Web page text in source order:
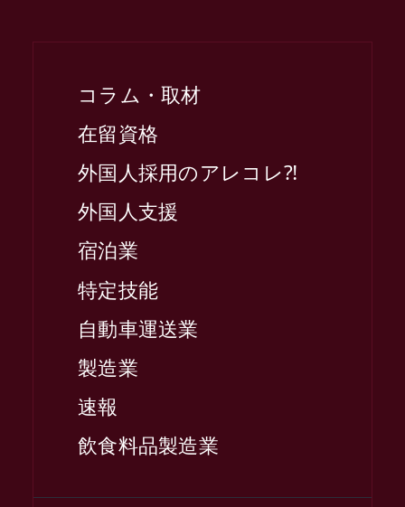
コラム・取材
在留資格
外国人採用のアレコレ⁈
外国人支援
宿泊業
特定技能
自動車運送業
製造業
速報
飲食料品製造業